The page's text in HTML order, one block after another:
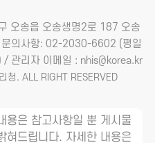
오송읍 오송생명2로 187 오송
문의사항: 02-2030-6602 (평일
리자 이메일 : nhis@korea.kr
청. ALL RIGHT RESERVED
은 참고사항일 뿐 게시물
혀드립니다. 자세한 내용은